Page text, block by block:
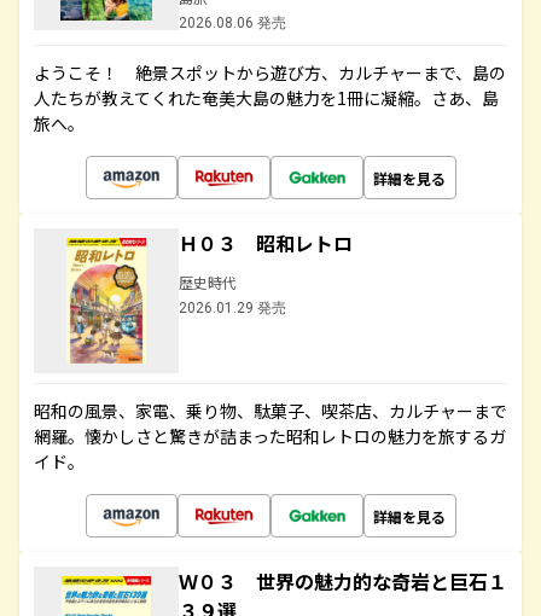
2026.08.06 発売
ようこそ！ 絶景スポットから遊び方、カルチャーまで、島の
人たちが教えてくれた奄美大島の魅力を1冊に凝縮。さあ、島
旅へ。
詳細を見る
Ｈ０３ 昭和レトロ
歴史時代
2026.01.29 発売
昭和の風景、家電、乗り物、駄菓子、喫茶店、カルチャーまで
網羅。懐かしさと驚きが詰まった昭和レトロの魅力を旅するガ
イド。
詳細を見る
Ｗ０３ 世界の魅力的な奇岩と巨石１
３９選